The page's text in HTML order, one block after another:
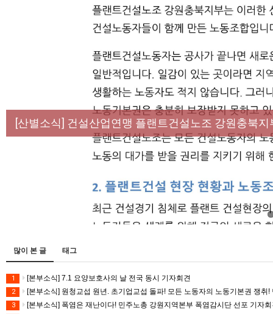
[성명] 막을 수 있었던 죽음, HL만도가 책임져라 : 청
[산별소식] 건설산업연맹 플랜트건설노조 강원충북지
[강릉,속초,원주,춘천] 폭염감시단 사업 이모저모
[조합원☆인터뷰] 서비스연맹 전국학교비정규직노동
[본부소식] 강원지역 노동자 합창단 모임
많이 본 글 태그
1 [본부소식] 7.1 요양보호사의 날 전국 동시 기자회견
2 [본부소식] 원청교섭 원년. 초기업교섭 돌파! 모든 노동자의 노동기본권 쟁취
3 [본부소식] 폭염은 재난이다! 민주노총 강원지역본부 폭염감시단 선포 기자